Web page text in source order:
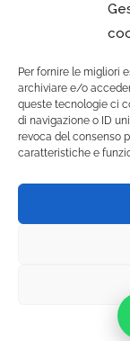
Per fornire le migliori
archiviare e/o
queste tecnologie ci
di navigazione o ID
revoca del consenso
caratteristiche e
© 2021
srls - Tutti i
P.IVA